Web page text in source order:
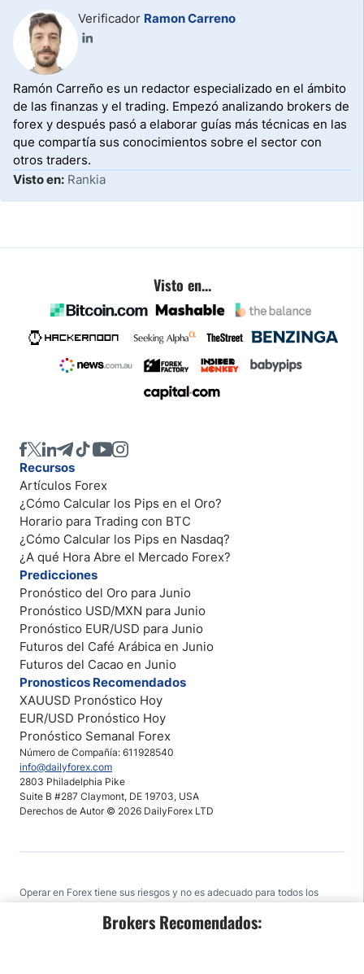
Verificador Ramon Carreno
Ramón Carreño es un redactor especializado en el ámbito
de las finanzas y el trading. Empezó analizando brokers de
forex y después pasó a elaborar guías más técnicas en las
que compartía sus conocimientos sobre el sector con
otros traders.
Visto en: Rankia
Brokers Recomendados:
Visto en...
Número de Compañía: 611928540
info@dailyforex.com
2803 Philadelphia Pike
Suite B #287 Claymont, DE 19703, USA
Derechos de Autor © 2026 DailyForex LTD
Recursos
Artículos Forex
¿Cómo Calcular los Pips en el Oro?
Horario para Trading con BTC
¿Cómo Calcular los Pips en Nasdaq?
¿A qué Hora Abre el Mercado Forex?
Predicciones
Pronóstico del Oro para Junio
Pronóstico USD/MXN para Junio
Pronóstico EUR/USD para Junio
Futuros del Café Arábica en Junio
Futuros del Cacao en Junio
Pronosticos Recomendados
XAUUSD Pronóstico Hoy
EUR/USD Pronóstico Hoy
Pronóstico Semanal Forex
Operar en Forex tiene sus riesgos y no es adecuado para todos los
considerar cuidadosamente sus objetivos de inversión, nivel de